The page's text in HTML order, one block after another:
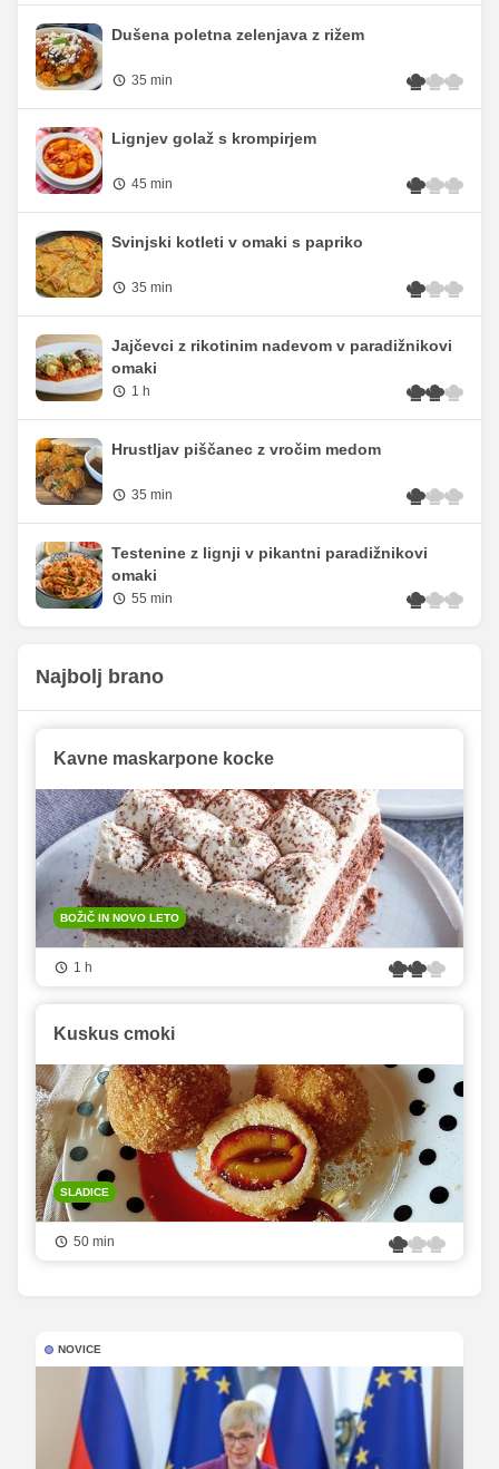
Dušena poletna zelenjava z rižem
35 min
Lignjev golaž s krompirjem
45 min
Svinjski kotleti v omaki s papriko
35 min
Jajčevci z rikotinim nadevom v paradižnikovi
omaki
1 h
Hrustljav piščanec z vročim medom
35 min
Testenine z lignji v pikantni paradižnikovi
omaki
55 min
Najbolj brano
Kavne maskarpone kocke
BOŽIČ IN NOVO LETO
1 h
Kuskus cmoki
SLADICE
50 min
NOVICE